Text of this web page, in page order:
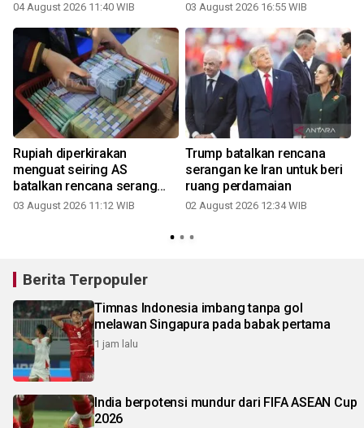
04 August 2026 11:40 WIB 03 August 2026 16:55 WIB
Rupiah diperkirakan
menguat seiring AS
batalkan rencana serang
Iran
03 August 2026 11:12 WIB
Trump batalkan rencana
serangan ke Iran untuk beri
ruang perdamaian
02 August 2026 12:34 WIB
Berita Terpopuler
Timnas Indonesia imbang tanpa gol
melawan Singapura pada babak pertama
1 jam lalu
India berpotensi mundur dari FIFA ASEAN Cup
2026